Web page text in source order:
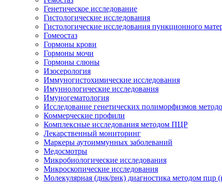
Генетическое исследование
Гистологические исследования
Гистологические исследования пункционного
Гомеостаз
Гормоны крови
Гормоны мочи
Гормоны слюны
Изосерология
Иммуногистохимические исследования
Имуннологические исследования
Имуногематология
Исследование генетических полиморфизмов
Коммерческие профили
Комплексные исследования методом ПЦР
Лекарственный мониторинг
Маркеры аутоиммунных заболеваний
Медосмотры
Микробиологические исследования
Микроскопические исследования
Молекулярная (днк/рнк) диагностика методом пцр